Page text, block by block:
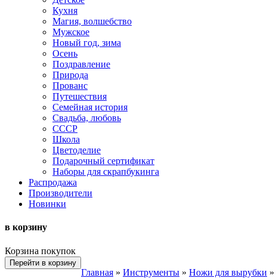
Кухня
Магия, волшебство
Мужское
Новый год, зима
Осень
Поздравление
Природа
Прованс
Путешествия
Семейная история
Свадьба, любовь
СССР
Школа
Цветоделие
Подарочный сертификат
Наборы для скрапбукинга
Распродажа
Производители
Новинки
в корзину
Корзина покупок
Перейти в корзину
Главная » Инструменты » Ножи для вырубки »